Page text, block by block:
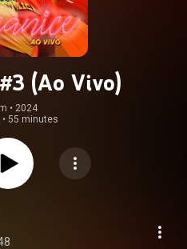
(Ao Vivo)
• 2024
• 55 minutes